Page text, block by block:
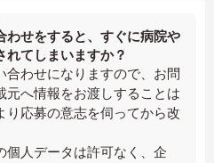
わせをすると、すぐに病院や
れてしまいますか？
合わせになりますので、お問
元へ情報をお渡しすることは
り応募の意志を伺ってから改
個人データは許可なく、企